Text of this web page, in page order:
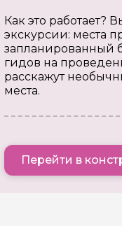
Как это работает?
экскурсии: места
запланированный
гидов на
расскажут
места.
Перейти в